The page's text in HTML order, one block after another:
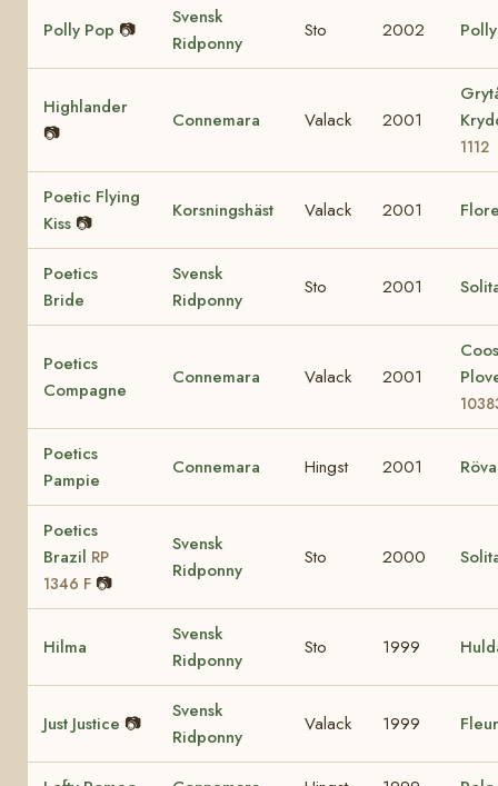
Polly Pop 📷
Svensk
Ridponny
Sto 2002
Highlander
📷
Connemara Valack 2001
1112
Poetic Flying
Kiss 📷
Korsningshäst Valack 2001
Poetics
Bride
Svensk
Ridponny
Sto 2001
Poetics
Compagne
Connemara Valack 2001
Poetics
Pampie
Connemara Hingst 2001
Poetics
Brazil RP
1346 F 📷
Svensk
Ridponny
Sto 2000
Hilma
Svensk
Ridponny
Sto 1999
Just Justice 📷
Svensk
Ridponny
Valack 1999